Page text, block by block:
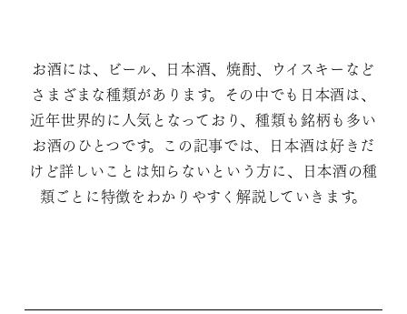
お酒には、ビール、日本酒、焼酎、ウイスキーなど
さまざまな種類があります。その中でも日本酒は、
近年世界的に人気となっており、種類も銘柄も多い
お酒のひとつです。この記事では、日本酒は好きだ
けど詳しいことは知らないという方に、日本酒の種
類ごとに特徴をわかりやすく解説していきます。